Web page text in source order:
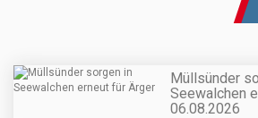
Müllsünder
Seewalchen
06.08.2026